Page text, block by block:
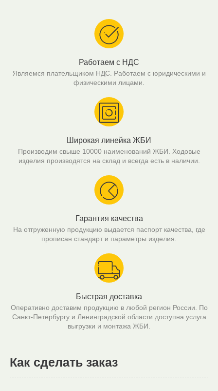
Работаем с НДС
Являемся плательщиком НДС. Работаем с юридическими и
физическими лицами.
Широкая линейка ЖБИ
Производим свыше 10000 наименований ЖБИ. Ходовые
изделия производятся на склад и всегда есть в наличии.
Гарантия качества
На отгруженную продукцию выдается паспорт качества, где
прописан стандарт и параметры изделия.
Быстрая доставка
Оперативно доставим продукцию в любой регион России. По
Санкт-Петербургу и Ленинградской области доступна услуга
выгрузки и монтажа ЖБИ.
Как сделать заказ